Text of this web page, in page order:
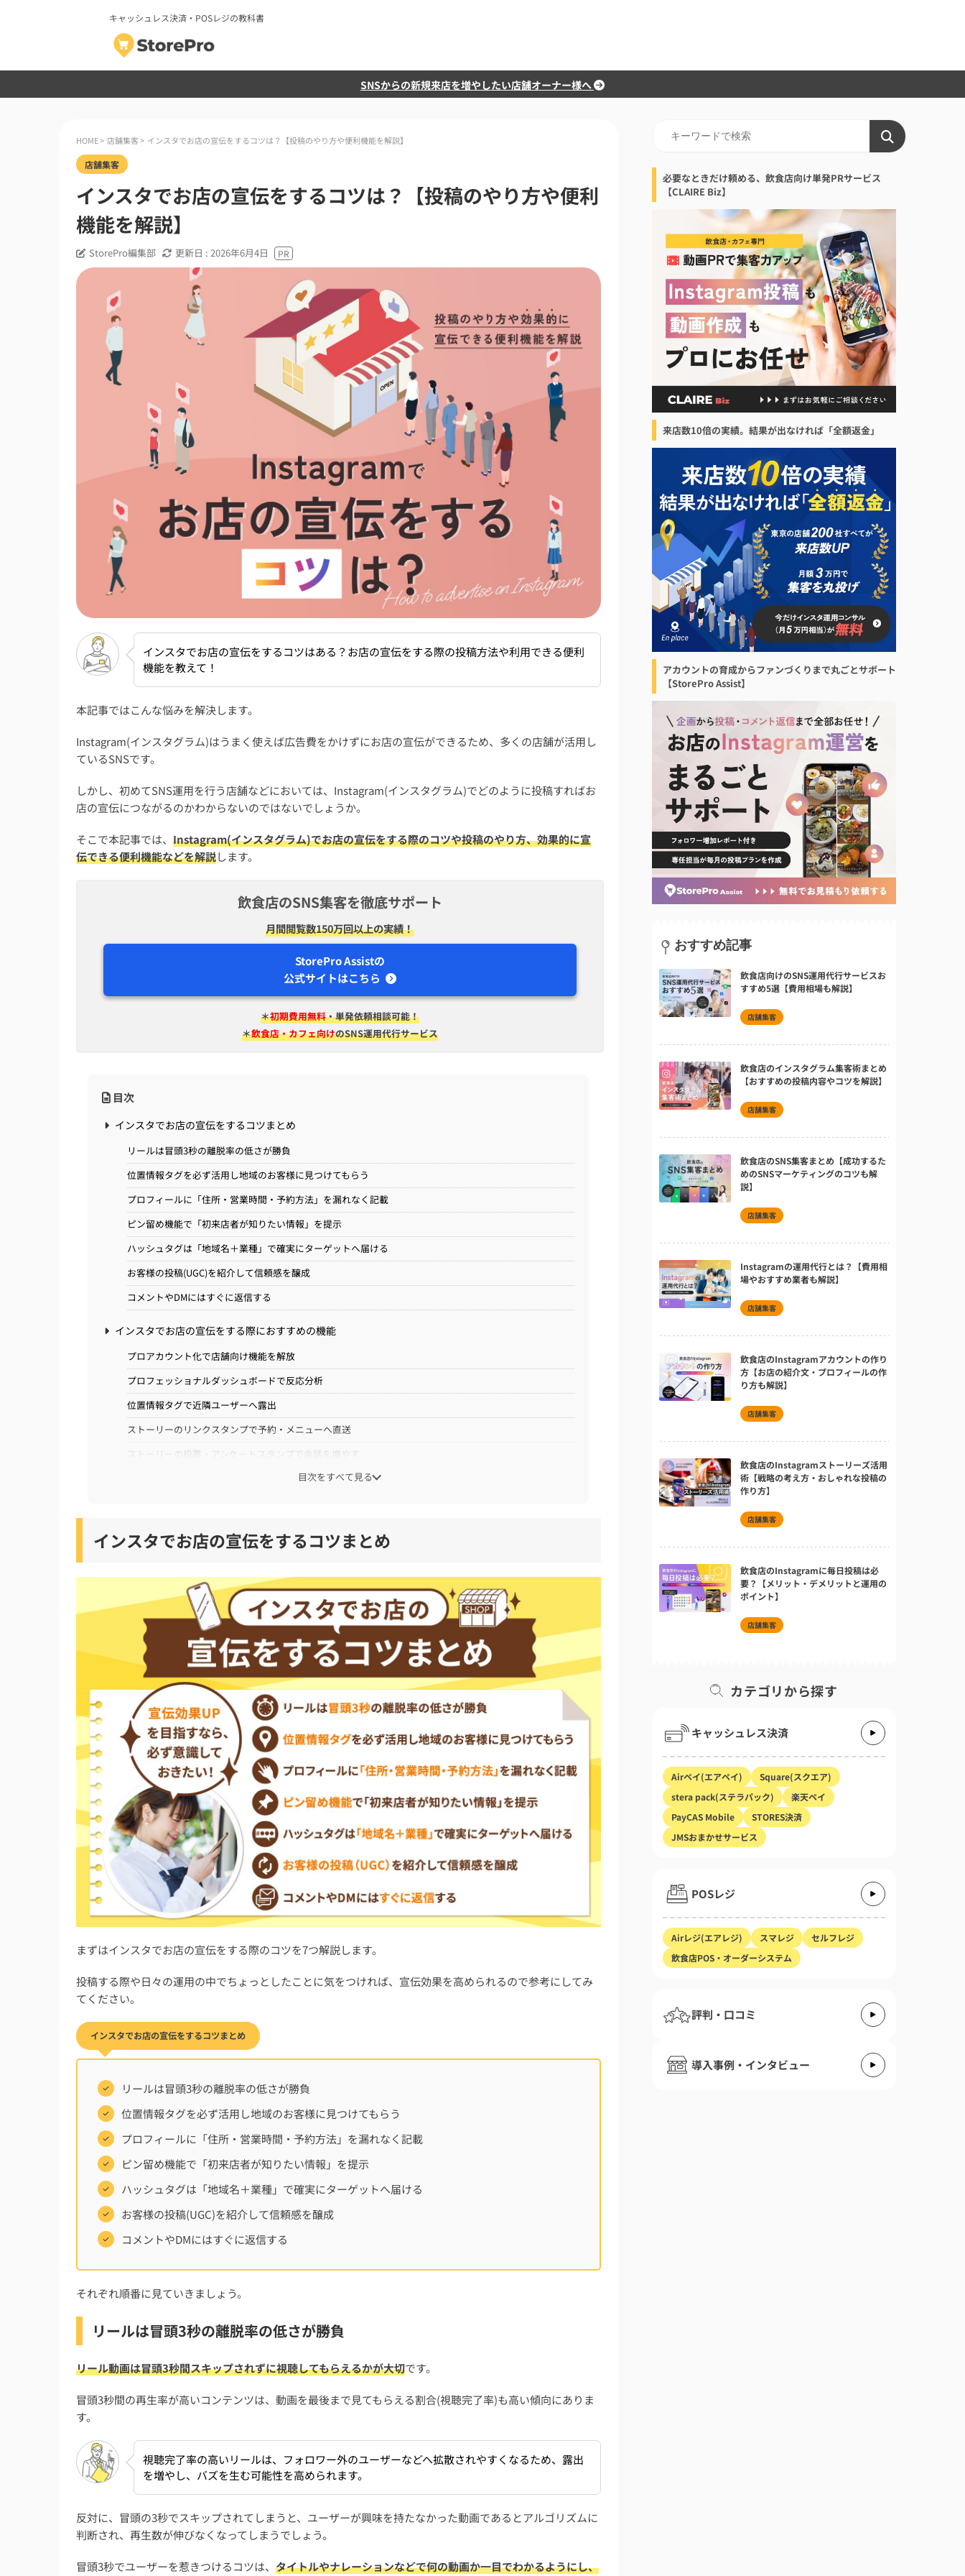
キャッシュレス決済・POSレジの教科書
SNSからの新規来店を増やしたい店舗オーナー様へ
HOME> 店舗集客> インスタでお店の宣伝をするコツは？【投稿のやり方や便利機能を解説】
店舗集客
インスタでお店の宣伝をするコツは？【投稿のやり方や便利
機能を解説】
StorePro編集部 更新日 : 2026年6月4日
インスタでお店の宣伝をするコツはある？お店の宣伝をする際の投稿方法や利用できる便利
機能を教えて！
本記事ではこんな悩みを解決します。
Instagram(インスタグラム)はうまく使えば広告費をかけずにお店の宣伝ができるため、多くの店舗が活用し
ているSNSです。
しかし、初めてSNS運用を行う店舗などにおいては、Instagram(インスタグラム)でどのように投稿すればお
店の宣伝につながるのかわからないのではないでしょうか。
そこで本記事では、 Instagram(インスタグラム)でお店の宣伝をする際のコツや投稿のやり方、効果的に宣
伝できる便利機能などを解説します。
飲食店のSNS集客を徹底サポート
月間閲覧数150万回以上の実績！
StorePro Assistの
公式サイトはこちら
＊初期費用無料・単発依頼相談可能！
＊飲食店・カフェ向けのSNS運用代行サービス
目次
インスタでお店の宣伝をするコツまとめ
リールは冒頭3秒の離脱率の低さが勝負
位置情報タグを必ず活用し地域のお客様に見つけてもらう
プロフィールに「住所・営業時間・予約方法」を漏れなく記載
ピン留め機能で「初来店者が知りたい情報」を提示
ハッシュタグは「地域名＋業種」で確実にターゲットへ届ける
お客様の投稿(UGC)を紹介して信頼感を醸成
コメントやDMにはすぐに返信する
インスタでお店の宣伝をする際におすすめの機能
プロアカウント化で店舗向け機能を解放
プロフェッショナルダッシュボードで反応分析
位置情報タグで近隣ユーザーへ露出
ストーリーのリンクスタンプで予約・メニューへ直送
ストーリーの投票・アンケートスタンプで会話を増やす
ストーリーのハイライト機能で必要情報を固定
インスタでお店の宣伝をする際の注意点
商用利用が認められていない音源の使用は著作権違反
誇大広告を避け「実際の商品」と写真のギャップを作らない
ハッシュタグの乱用や過度なフォローによるスパム判定に注意
PRであることを隠したステルスマーケティングはNG
インスタ運用にまで手が回らないときの対処法
インスタ広告を少額から始める
インフルエンサーにPRを依頼する
インスタ運用代行サービスを利用する
インスタでお店の宣伝にお困りの飲食店の方におすすめのサービス
CLAIRE Biz：必要なときだけ頼める、飲食店向け単発PRサービス
Tokyo MEO：結果が出なければ全額返金の店舗集客サービス
Romantic Tokyo：最大15万PVを保証してくれる単発PRサービス
StorePro Assist：アカウントの育成からファンづくりまで丸ごとサポート
インスタでのお店紹介のストーリー投稿のやり方は？
お店の宣伝用のインスタアカウントの作り方は？
インスタのアカウント名はお店の名前・店主の名前どちらがいい？
インスタでお店の宣伝をしてフォロワーを増やすコツは？
まとめ：インスタでお店の宣伝をするコツは？【投稿のやり方や便利機能を解説】
目次をすべて見る
インスタでお店の宣伝をするコツまとめ
まずはインスタでお店の宣伝をする際のコツを7つ解説します。
投稿する際や日々の運用の中でちょっとしたことに気をつければ、宣伝効果を高められるので参考にしてみ
てください。
インスタでお店の宣伝をするコツまとめ
リールは冒頭3秒の離脱率の低さが勝負
位置情報タグを必ず活用し地域のお客様に見つけてもらう
プロフィールに「住所・営業時間・予約方法」を漏れなく記載
ピン留め機能で「初来店者が知りたい情報」を提示
ハッシュタグは「地域名＋業種」で確実にターゲットへ届ける
お客様の投稿(UGC)を紹介して信頼感を醸成
コメントやDMにはすぐに返信する
それぞれ順番に見ていきましょう。
リールは冒頭3秒の離脱率の低さが勝負
リール動画は冒頭3秒間スキップされずに視聴してもらえるかが大切です。
冒頭3秒間の再生率が高いコンテンツは、動画を最後まで見てもらえる割合(視聴完了率)も高い傾向にありま
す。
視聴完了率の高いリールは、フォロワー外のユーザーなどへ拡散されやすくなるため、露出
を増やし、バズを生む可能性を高められます。
反対に、冒頭の3秒でスキップされてしまうと、ユーザーが興味を持たなかった動画であるとアルゴリズムに
判断され、再生数が伸びなくなってしまうでしょう。
冒頭3秒でユーザーを惹きつけるコツは、 タイトルやナレーションなどで何の動画か一目でわかるようにし、
必要なときだけ頼める、飲食店向け単発PRサービス
【CLAIRE Biz】
来店数10倍の実績。結果が出なければ「全額返金」
アカウントの育成からファンづくりまで丸ごとサポート
【StorePro Assist】
おすすめ記事
飲食店向けのSNS運用代行サービスお
すすめ5選【費用相場も解説】
店舗集客
飲食店のインスタグラム集客術まとめ
【おすすめの投稿内容やコツを解説】
店舗集客
飲食店のSNS集客まとめ【成功するた
めのSNSマーケティングのコツも解
説】
店舗集客
Instagramの運用代行とは？【費用相
場やおすすめ業者も解説】
店舗集客
飲食店のInstagramアカウントの作り
方【お店の紹介文・プロフィールの作
り方も解説】
店舗集客
飲食店のInstagramストーリーズ活用
術【戦略の考え方・おしゃれな投稿の
作り方】
店舗集客
飲食店のInstagramに毎日投稿は必
要？【メリット・デメリットと運用の
ポイント】
店舗集客
カテゴリから探す
キャッシュレス決済
Airペイ(エアペイ)
Square(スクエア)
stera pack(ステラパック)
楽天ペイ
PayCAS Mobile
STORES決済
JMSおまかせサービス
POSレジ
Airレジ(エアレジ) スマレジ
セルフレジ
飲食店POS・オーダーシステム
評判・口コミ
導入事例・インタビュー